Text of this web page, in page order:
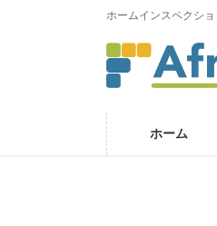
ホームインスペクシ
ホーム